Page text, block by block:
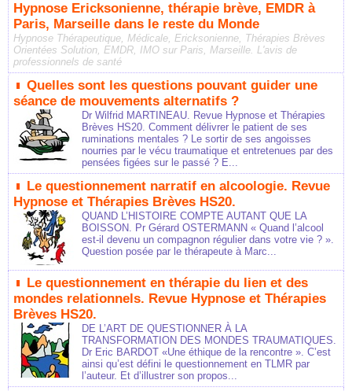
Hypnose Ericksonienne, thérapie brève, EMDR à
Paris, Marseille dans le reste du Monde
Hypnose Thérapeutique, Médicale, Ericksonienne, Thérapies Brèves
Orientées Solution, EMDR, IMO sur Paris, Marseille. L'avis de
professionnels de santé
Quelles sont les questions pouvant guider une
séance de mouvements alternatifs ?
Dr Wilfrid MARTINEAU. Revue Hypnose et Thérapies
Brèves HS20. Comment délivrer le patient de ses
ruminations mentales ? Le sortir de ses angoisses
nourries par le vécu traumatique et entretenues par des
pensées figées sur le passé ? E...
Le questionnement narratif en alcoologie. Revue
Hypnose et Thérapies Brèves HS20.
QUAND L’HISTOIRE COMPTE AUTANT QUE LA
BOISSON. Pr Gérard OSTERMANN « Quand l’alcool
est-il devenu un compagnon régulier dans votre vie ? ».
Question posée par le thérapeute à Marc...
Le questionnement en thérapie du lien et des
mondes relationnels. Revue Hypnose et Thérapies
Brèves HS20.
DE L’ART DE QUESTIONNER À LA
TRANSFORMATION DES MONDES TRAUMATIQUES.
Dr Eric BARDOT «Une éthique de la rencontre ». C’est
ainsi qu’est défini le questionnement en TLMR par
l’auteur. Et d’illustrer son propos...